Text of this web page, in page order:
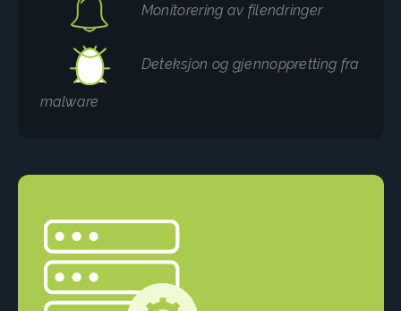
Monitorering av filendringer
Deteksjon og gjennoppretting fra
malware